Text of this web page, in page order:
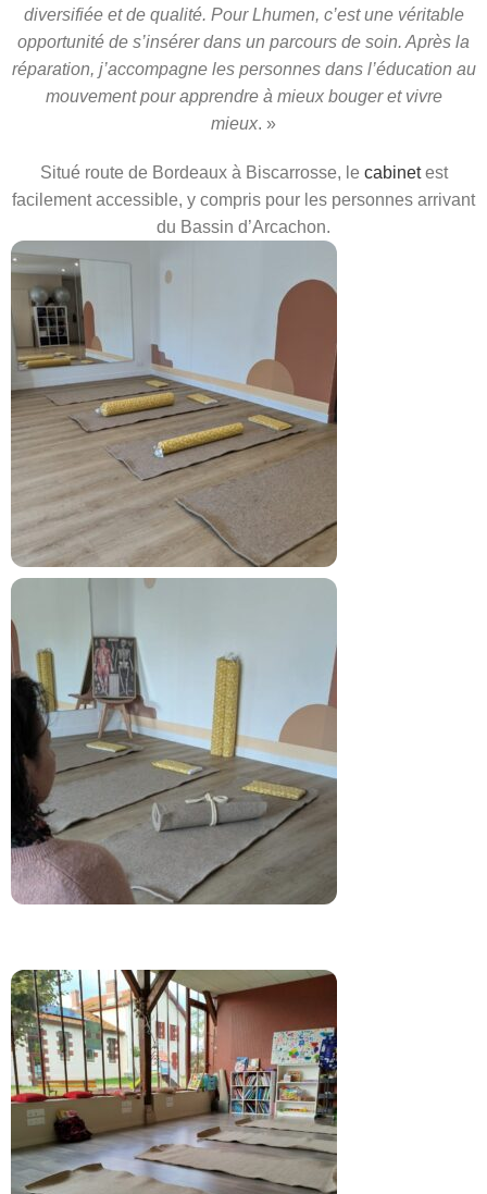
diversifiée et de qualité. Pour Lhumen, c’est une véritable
opportunité de s’insérer dans un parcours de soin. Après la
réparation, j’accompagne les personnes dans l’éducation au
mouvement pour apprendre à mieux bouger et vivre
mieux. »
Situé route de Bordeaux à Biscarrosse, le cabinetest
facilement accessible, y compris pour les personnes arrivant
du Bassin d’Arcachon.